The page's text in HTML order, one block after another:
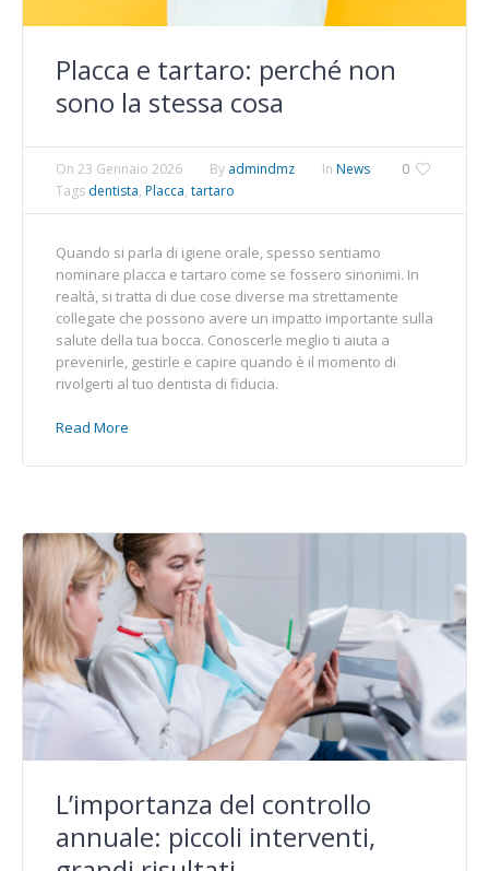
Placca e tartaro: perché non
sono la stessa cosa
0
On 23 Gennaio 2026 By admindmz In News
Tags dentista, Placca, tartaro
Quando si parla di igiene orale, spesso sentiamo
nominare placca e tartaro come se fossero sinonimi. In
realtà, si tratta di due cose diverse ma strettamente
collegate che possono avere un impatto importante sulla
salute della tua bocca. Conoscerle meglio ti aiuta a
prevenirle, gestirle e capire quando è il momento di
rivolgerti al tuo dentista di fiducia.
Read More
L’importanza del controllo
annuale: piccoli interventi,